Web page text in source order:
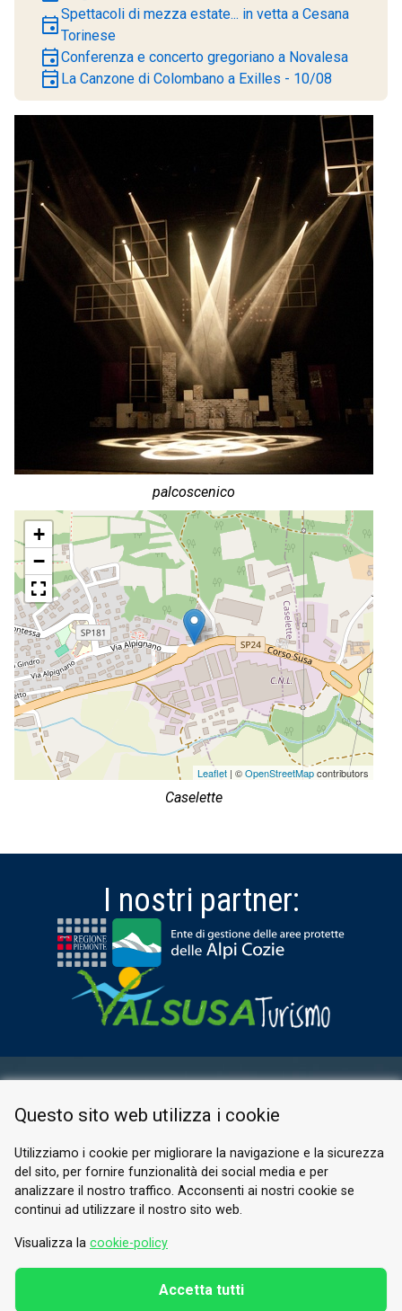
palcoscenico
+
−
Leaflet | ©OpenStreetMapcontributors
Caselette
eventSpettacoli di mezza estate... in vetta a Cesana
Torinese
eventConferenza e concerto gregoriano a Novalesa
event La Canzone di Colombano a Exilles - 10/08
I nostri partner:
PRIVACY POLICY
© 2026 Valle di Susa
Tesori di Arte e Cultura Alpina
Tel.
E-mail.info@vallesusa-tesori.it
Questo sito web utilizza i cookie
Utilizziamo i cookie per migliorare la navigazione e la sicurezza
del sito, per fornire funzionalità dei social media e per
analizzare il nostro traffico. Acconsenti ai nostri cookie se
continui ad utilizzare il nostro sito web.
Visualizza la cookie-policy
Accetta tutti